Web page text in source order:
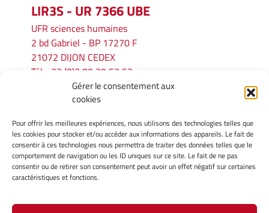
Gérer le consentement aux
cookies
Pour offrir les meilleures expériences, nous utilisons des technologies telles que
les cookies pour stocker et/ou accéder aux informations des appareils. Le fait de
consentir à ces technologies nous permettra de traiter des données telles que le
comportement de navigation ou les ID uniques sur ce site. Le fait de ne pas
consentir ou de retirer son consentement peut avoir un effet négatif sur certaines
caractéristiques et fonctions.
LIR3S - UR 7366 UBE
UFR sciences humaines
2 bd Gabriel - BP 17270 F
21072 DIJON CEDEX
Tél. : 33 (0)3 80 39 53 52
lir3s@u-bourgogne.fr
INFORMATIONS LÉGALES
Mentions légales
Gérer mes cookies
Politique de cookies
Avertissement